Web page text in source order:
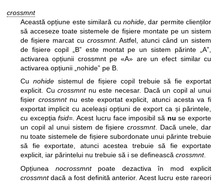
crossmnt
Această opțiune este similară cu nohide, dar permite clienților
să acceseze toate sistemele de fișiere montate pe un sistem
de fișiere marcat cu crossmnt. Astfel, atunci când un sistem
de fișiere copil „B” este montat pe un sistem părinte „A”,
activarea opțiunii crossmnt pe «A» are un efect similar cu
activarea opțiunii „nohide” pe B.
Cu nohidesistemul de fișiere copil trebuie să fie exportat
explicit. Cucrossmntnu este necesar. Dacă un copil al unui
fișier crossmntnu este exportat explicit, atunci acesta va fi
exportat implicit cu aceleași opțiuni de export ca și părintele,
cu excepțiafsid=. Acest lucru face imposibil să nu se exporte
un copil al unui sistem de fișierecrossmnt. Dacă unele, dar
nu toate sistemele de fișiere subordonate unui părinte trebuie
să fie exportate, atunci acestea trebuie să fie exportate
explicit, iar părintelui nu trebuie să i se definească crossmnt.
Opțiunea nocrossmntpoate dezactiva în mod explicit
crossmntdacă a fost definită anterior. Acest lucru este rareori